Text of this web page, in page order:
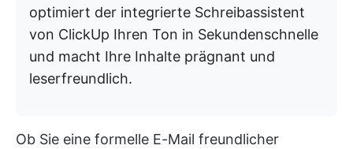
optimiert der integrierte Schreibassistent
von ClickUp Ihren Ton in Sekundenschnelle
und macht Ihre Inhalte prägnant und
leserfreundlich.
Ob Sie eine formelle E-Mail freundlicher